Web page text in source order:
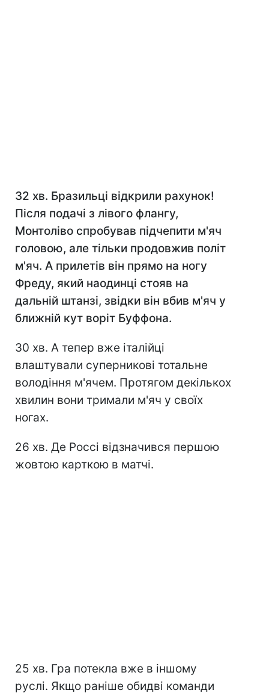
32 хв. Бразильці відкрили рахунок!
Після подачі з лівого флангу,
Монтоліво спробував підчепити м'яч
головою, але тільки продовжив політ
м'яч. А прилетів він прямо на ногу
Фреду, який наодинці стояв на
дальній штанзі, звідки він вбив м'яч у
ближній кут воріт Буффона.
30 хв. А тепер вже італійці
влаштували суперникові тотальне
володіння м'ячем. Протягом декількох
хвилин вони тримали м'яч у своїх
ногах.
26 хв. Де Россі відзначився першою
жовтою карткою в матчі.
25 хв. Гра потекла вже в іншому
руслі. Якщо раніше обидві команди